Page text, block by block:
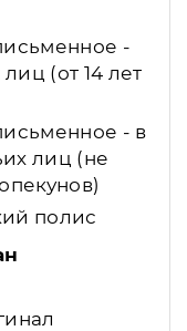
-
(от 14 лет
- в
лиц (не
полис